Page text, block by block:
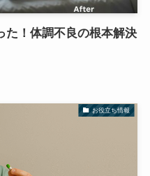
た！体調不良の根本解決
お役立ち情報